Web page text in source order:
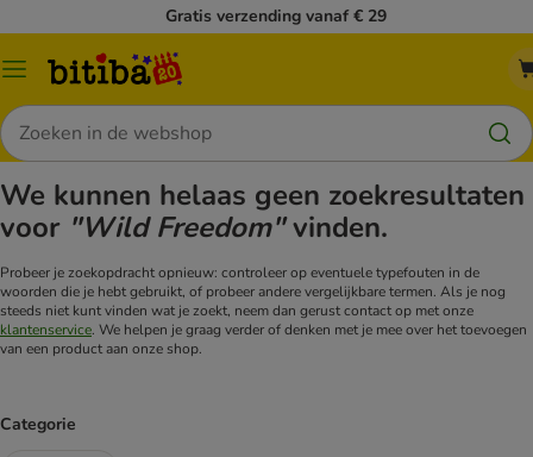
Gratis verzending vanaf € 29
Catalogusmenu
Zoeken
We kunnen helaas geen zoekresultaten
voor "Wild Freedom"vinden.
Probeer je zoekopdracht opnieuw: controleer op eventuele typefouten in de
woorden die je hebt gebruikt, of probeer andere vergelijkbare termen. Als je nog
steeds niet kunt vinden wat je zoekt, neem dan gerust contact op met onze
klantenservice. We helpen je graag verder of denken met je mee over het toevoegen
van een product aan onze shop.
Categorie